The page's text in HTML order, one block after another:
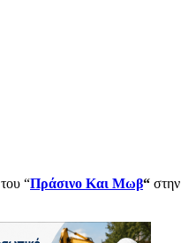
του “Πράσινο Και Μωβ“